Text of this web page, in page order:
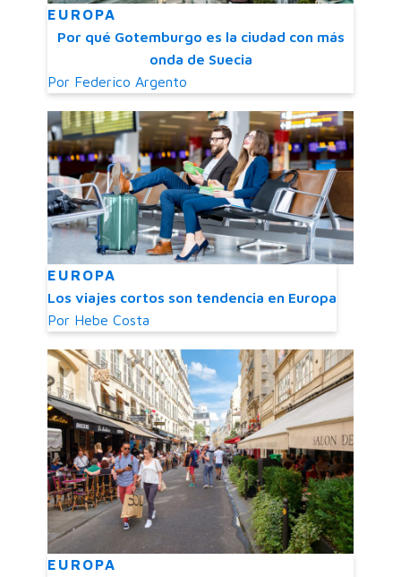
EUROPA
Por qué Gotemburgo es la ciudad con más
onda de Suecia
Por Federico Argento
EUROPA
Los viajes cortos son tendencia en Europa
Por Hebe Costa
EUROPA